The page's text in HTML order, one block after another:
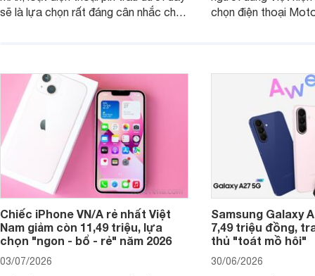
sẽ là lựa chọn rất đáng cân nhắc cho
chọn điện thoại
Chiếc iPhone VN/A rẻ nhất Việt
Nam giảm còn 11,49 triệu, lựa
chọn "ngon - bổ - rẻ" năm 2026
03/07/2026
Samsung Galaxy
7,49 triệu đồng,
thủ "toát mồ hôi"
30/06/2026